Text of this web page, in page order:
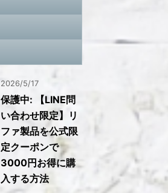
2026/5/17
保護中: 【LINE問
い合わせ限定】リ
ファ製品を公式限
定クーポンで
3000円お得に購
入する方法